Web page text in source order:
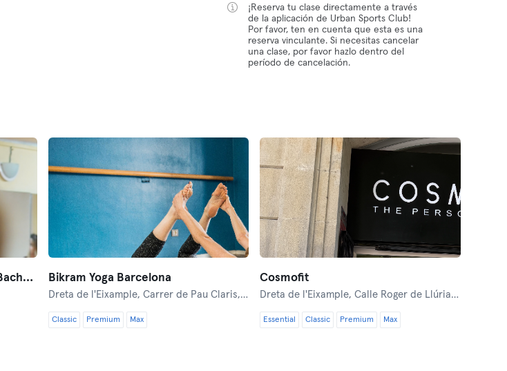
¡Reserva tu clase directamente a través
de la aplicación de Urban Sports Club!
Por favor, ten en cuenta que esta es una
reserva vinculante. Si necesitas cancelar
una clase, por favor hazlo dentro del
período de cancelación.
Academia Salsabana - Salsa y Bachata Bikram Yoga Barcelona
Dreta de l'Eixample, Carrer de Pau Claris, 97
Classic Premium Max
Cosmofit
Dreta de l'Eixample,Calle Roger de Llúria, 40
Essential Classic Premium Max